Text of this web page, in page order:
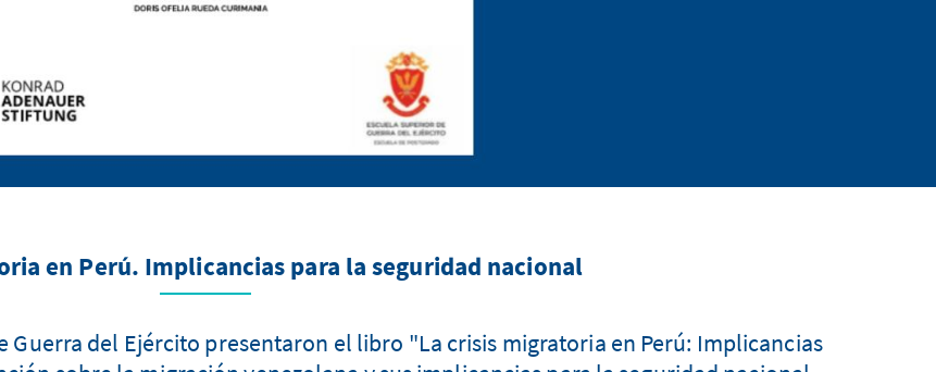
en Perú. Implicancias para la seguridad nacional
Guerra del Ejército presentaron el libro "La crisis migratoria en Perú: Implicancias